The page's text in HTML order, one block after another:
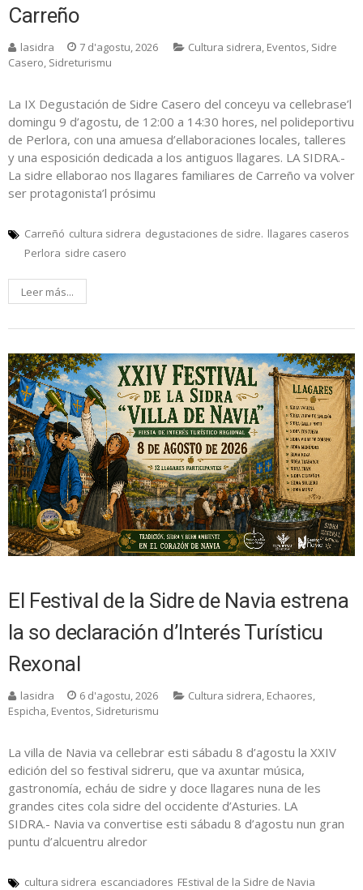
Carreño
lasidra 7 d'agostu, 2026 Cultura sidrera, Eventos, Sidre
Casero, Sidreturismu
La IX Degustación de Sidre Casero del conceyu va cellebrase’l
domingu 9 d’agostu, de 12:00 a 14:30 hores, nel polideportivu
de Perlora, con una amuesa d’ellaboraciones locales, talleres
y una esposición dedicada a los antiguos llagares. LA SIDRA.-
La sidre ellaborao nos llagares familiares de Carreño va volver
ser protagonista’l prósimu
Carreñó cultura sidrera degustaciones de sidre. llagares caseros
Perlora sidre casero
Leer más...
El Festival de la Sidre de Navia estrena
la so declaración d’Interés Turísticu
Rexonal
lasidra 6 d'agostu, 2026 Cultura sidrera Echaores
Espicha Eventos Sidreturismu
La villa de Navia va cellebrar esti sábadu 8 d’agostu la XXIV
edición del so festival sidreru, que va axuntar música,
gastronomía, echáu de sidre y doce llagares nuna de les
grandes cites cola sidre del occidente d’Asturies. LA
SIDRA.- Navia va convertise esti sábadu 8 d’agostu nun gran
puntu d’alcuentru alredor
cultura sidrera escanciadores FEstival de la Sidre de Navia